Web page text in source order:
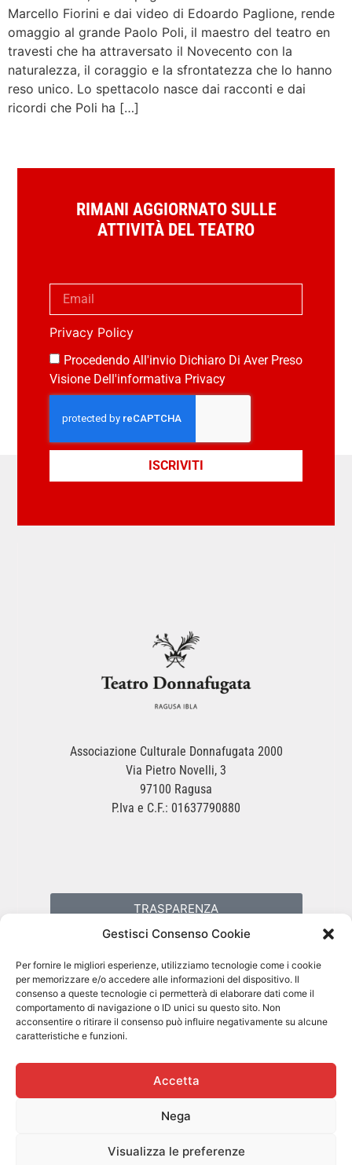
Gestisci Consenso Cookie
Per fornire le migliori esperienze, utilizziamo tecnologie come i cookie
per memorizzare e/o accedere alle informazioni del dispositivo. Il
consenso a queste tecnologie ci permetterà di elaborare dati come il
comportamento di navigazione o ID unici su questo sito. Non
acconsentire o ritirare il consenso può influire negativamente su alcune
caratteristiche e funzioni.
Accetta
Nega
Visualizza le preferenze
Marcello Fiorini e dai video di Edoardo Paglione, rende
omaggio al grande Paolo Poli, il maestro del teatro en
travesti che ha attraversato il Novecento con la
naturalezza, il coraggio e la sfrontatezza che lo hanno
reso unico. Lo spettacolo nasce dai racconti e dai
ricordi che Poli ha […]
RIMANI AGGIORNATO SULLE
ATTIVITÀ DEL TEATRO
Privacy Policy
Procedendo All'invio Dichiaro Di Aver Preso
Visione Dell'informativa Privacy
ISCRIVITI
Associazione Culturale Donnafugata 2000
Via Pietro Novelli, 3
97100 Ragusa
P.Iva e C.F.: 01637790880
TRASPARENZA
COOKIES POLICY
SITO WEB REALIZZATO CON NON POCHE TRIBOLAZIONI DA